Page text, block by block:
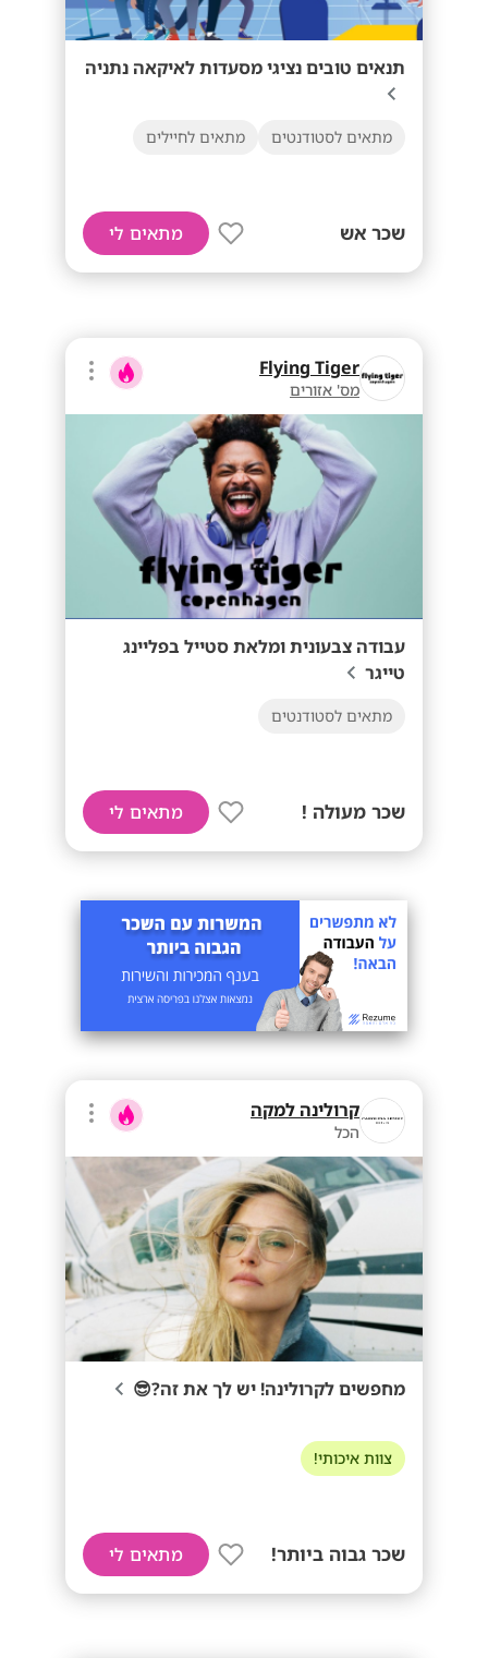
תנאים טובים נציגי מסעדות לאיקאה נתניה
מתאים לסטודנטים מתאים לחיילים
שכר אש מתאים לי
Flying Tiger
מס' אזורים
עבודה צבעונית ומלאת סטייל בפליינג
טייגר
מתאים לסטודנטים
שכר מעולה ! מתאים לי
קרולינה למקה
הכל
מחפשים לקרולינה! יש לך את זה?😎
צוות איכותי!
שכר גבוה ביותר! מתאים לי